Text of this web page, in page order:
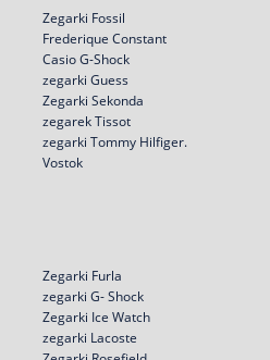
Zegarki Fossil
Frederique Constant
Casio G-Shock
zegarki Guess
Zegarki Sekonda
zegarek Tissot
zegarki Tommy Hilfiger.
Vostok
Zegarki Furla
zegarki G- Shock
Zegarki Ice Watch
zegarki Lacoste